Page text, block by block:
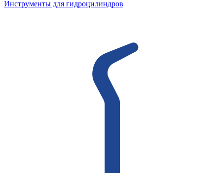
Инструменты для гидроцилиндров